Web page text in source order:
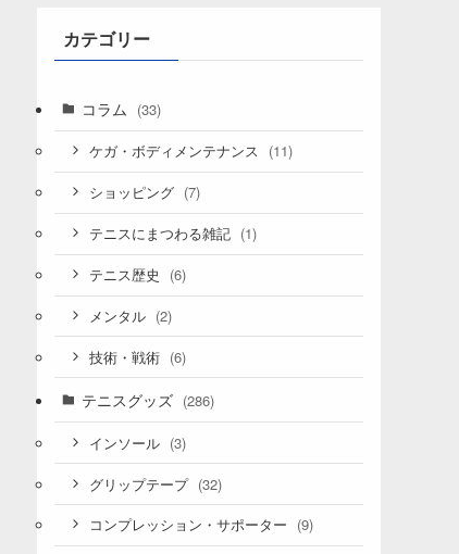
カテゴリー
コラム (33)
ケガ・ボディメンテナンス (11)
ショッピング (7)
テニスにまつわる雑記 (1)
テニス歴史 (6)
メンタル (2)
技術・戦術 (6)
テニスグッズ (286)
インソール (3)
グリップテープ (32)
コンプレッション・サポーター (9)